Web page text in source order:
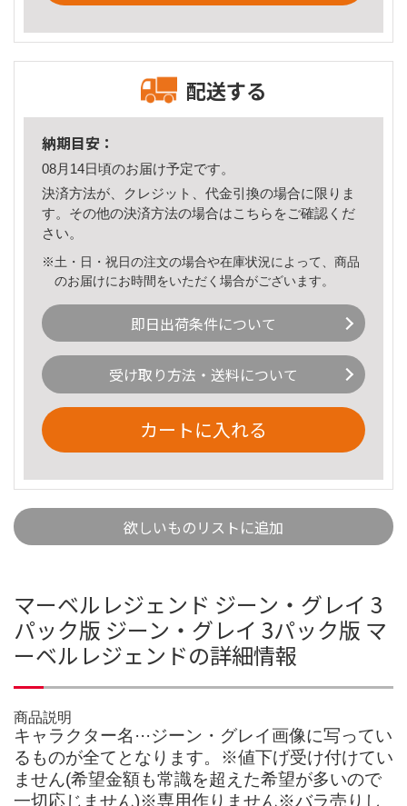
配送する
納期目安：
08月14日頃のお届け予定です。
決済方法が、クレジット、代金引換の場合に限りま
す。その他の決済方法の場合はこちら をご確認くだ
さい。
※土・日・祝日の注文の場合や在庫状況によって、商品
のお届けにお時間をいただく場合がございます。
即日出荷条件について
受け取り方法・送料について
カートに入れる
欲しいものリストに追加
マーベルレジェンド ジーン・グレイ 3
パック版 ジーン・グレイ 3パック版 マ
ーベルレジェンドの詳細情報
商品説明
キャラクター名···ジーン・グレイ画像に写ってい
るものが全てとなります。※値下げ受け付けてい
ません(希望金額も常識を超えた希望が多いので
一切応じません)※専用作りません※バラ売りし